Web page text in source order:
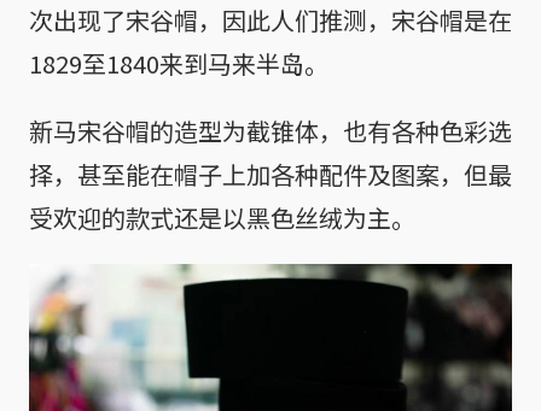
次出现了宋谷帽，因此人们推测，宋谷帽是在
1829至1840来到马来半岛。
新马宋谷帽的造型为截锥体，也有各种色彩选
择，甚至能在帽子上加各种配件及图案，但最
受欢迎的款式还是以黑色丝绒为主。